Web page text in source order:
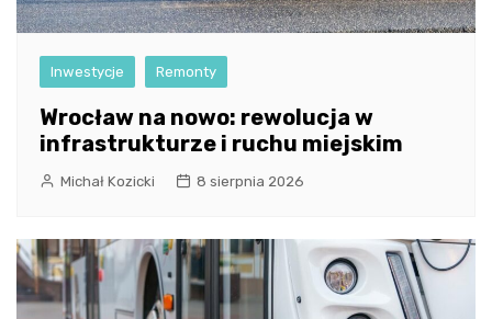
Inwestycje Remonty
Wrocław na nowo: rewolucja w
infrastrukturze i ruchu miejskim
Michał Kozicki 8 sierpnia 2026